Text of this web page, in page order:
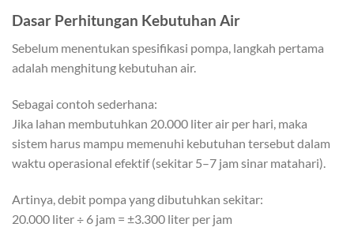
Dasar Perhitungan Kebutuhan Air
Sebelum menentukan spesifikasi pompa, langkah pertama
adalah menghitung kebutuhan air.
Sebagai contoh sederhana:
Jika lahan membutuhkan 20.000 liter air per hari, maka
sistem harus mampu memenuhi kebutuhan tersebut dalam
waktu operasional efektif (sekitar 5–7 jam sinar matahari).
Artinya, debit pompa yang dibutuhkan sekitar:
20.000 liter ÷ 6 jam = ±3.300 liter per jam